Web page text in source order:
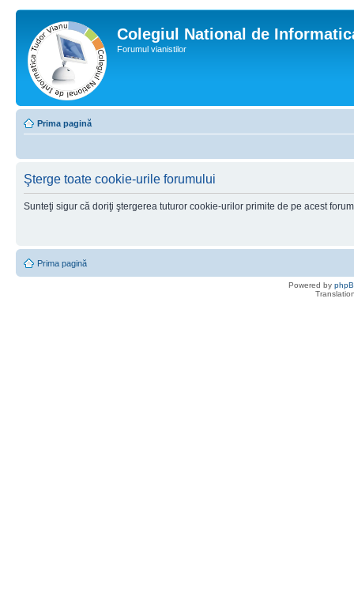
Colegiul National de
Forumul vianistilor
Prima pagină
Şterge toate cookie-urile forumului
Sunteţi sigur că doriţi ştergerea tuturor cookie-urilor primite de pe acest
Prima pagină
Powered by